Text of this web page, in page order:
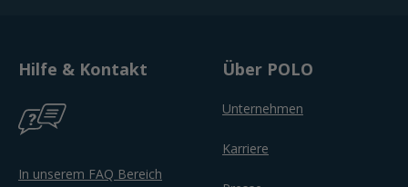
Hilfe & Kontakt Über POLO
Unternehmen
Karriere